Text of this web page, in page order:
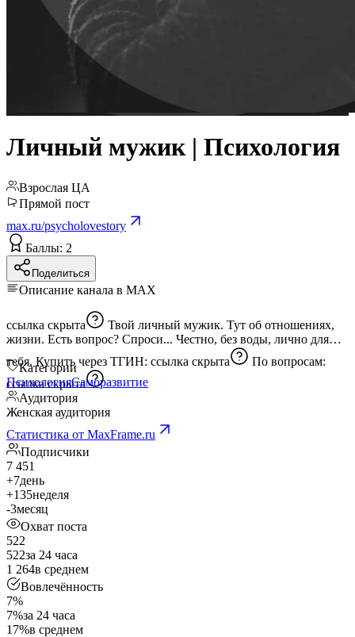
Личный мужик | Психология
Взрослая ЦА
Прямой пост
max.ru/psycholovestory
Баллы: 2
Поделиться
Описание канала в MAX
ссылка скрыта
Твой личный мужик. Тут об отношениях,
жизни. Есть вопрос? Спроси... Честно, без воды, лично для
тебя. Купить через ТГИН: ссылка скрыта
По вопросам:
ссылка скрыта
Категории
ПсихологияСаморазвитие
Аудитория
Женская аудитория
Статистика от MaxFrame.ru
Подписчики
7 451
+7день
+135неделя
-3месяц
Охват поста
522
522за 24 часа
1 264в среднем
Вовлечённость
7%
7%за 24 часа
17%в среднем